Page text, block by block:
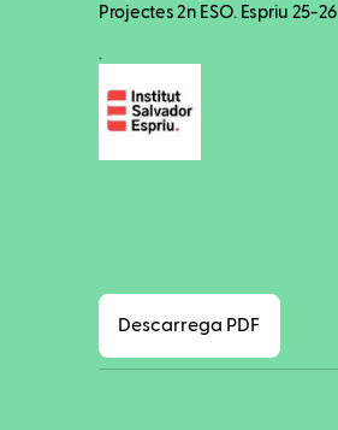
Projectes 2n ESO. Espriu 25-26
Descarrega PDF